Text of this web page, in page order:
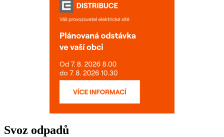
Svoz odpadů